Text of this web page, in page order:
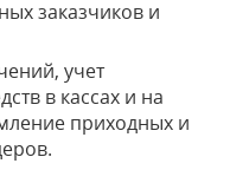
заказчиков и
учет
в кассах и на
приходных и